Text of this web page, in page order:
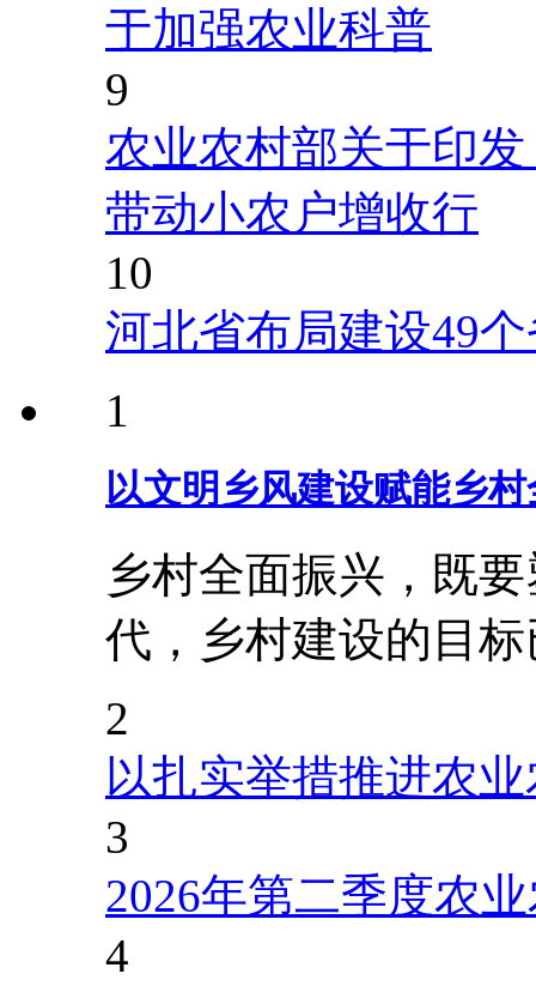
于加强农业科普
9
农业农村部关于印
带动小农户增收行
10
河北省布局建设49
1
以文明乡风建设赋能乡
乡村全面振兴，既
代，乡村建设的目
2
以扎实举措推进农
3
2026年第二季度农
4